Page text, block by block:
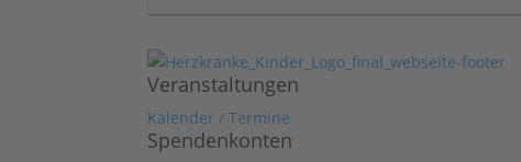
Veranstaltungen
Kalender / Termine
Spendenkonten